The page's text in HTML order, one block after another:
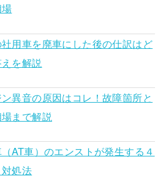
用車を廃車にした後の仕訳はど
を解説
異音の原因はコレ！故障箇所と
まで解説
AT車）のエンストが発生する４
処法